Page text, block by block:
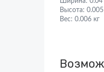
Высота:
Вес: 0.006 кг